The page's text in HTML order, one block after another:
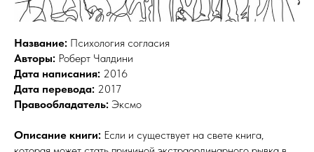
Название: Психология согласия
Авторы: Роберт Чалдини
Дата написания: 2016
Дата перевода: 2017
Правообладатель: Эксмо
Описание книги: Если и существует на свете книга,